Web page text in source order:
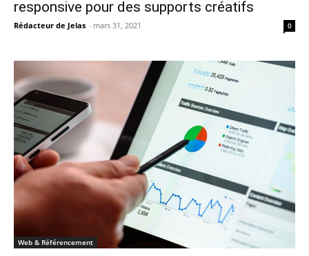
responsive pour des supports créatifs
Rédacteur de Jelas - mars 31, 2021 0
Web & Référencement